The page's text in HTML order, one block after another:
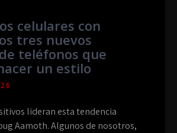
celulares con
tres nuevos
teléfonos que
un estilo
lideran esta tendencia
Aamoth. Algunos de nosotros,